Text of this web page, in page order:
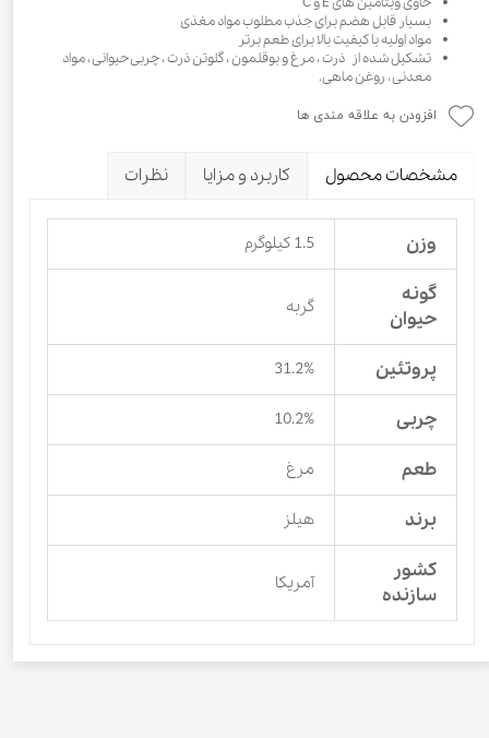
بسیار قابل هضم برای جذب مطلوب مواد مغذی
مواد اولیه با کیفیت بالا برای طعم برتر
تشکیل شده از ذرت ، مرغ و بوقلمون ، گلوتن ذرت ، چربی حیوانی ، مواد
معدنی ، روغن ماهی.
افزودن به علاقه مندی ها
مشخصات محصول کاربرد و مزایا نظرات
وزن 1.5 کیلوگرم
گونه
حیوان
گربه
پروتئین 31.2%
چربی 10.2%
طعم مرغ
برند هیلز
کشور
سازنده
آمریکا